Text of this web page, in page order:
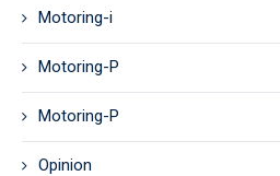
Motoring-i
Motoring-P
Motoring-P
Opinion